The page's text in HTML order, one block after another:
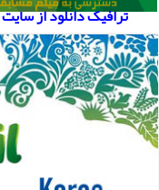
ترافیک دانلود از